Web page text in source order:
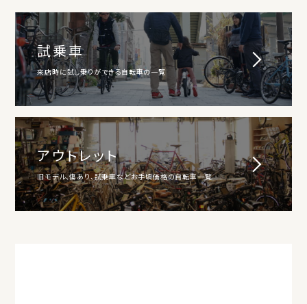
試乗車
来店時に試し乗りができる自転車の一覧
アウトレット
旧モデル、傷あり、試乗車などお手頃価格の自転車一覧